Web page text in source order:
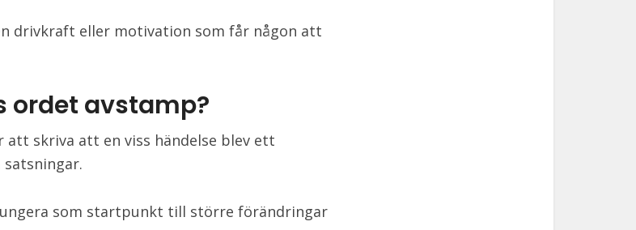
drivkraft eller motivation som får någon att
ordet avstamp?
att skriva att en viss händelse blev ett
som startpunkt till större förändringar